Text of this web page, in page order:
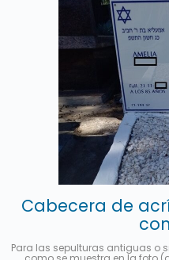
Cabecera de
Para las sepulturas antiguas o